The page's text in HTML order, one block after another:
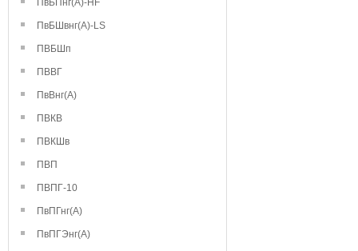
ПвБПнг(А)-HF
ПвБШвнг(А)-LS
ПВБШп
ПВВГ
ПвВнг(А)
ПВКВ
ПВКШв
ПВП
ПВПГ-10
ПвПГнг(А)
ПвПГЭнг(А)